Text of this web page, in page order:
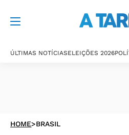
ÚLTIMAS NOTÍCIASELEIÇÕES 2026
HOME>BRASIL